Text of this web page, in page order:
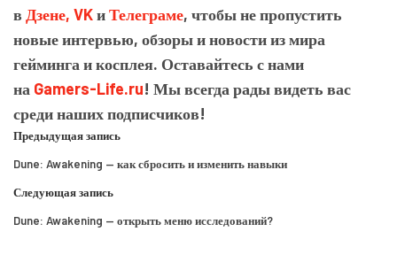
в Дзене, VKиТелеграме, чтобы не пропустить
новые интервью, обзоры и новости из мира
гейминга и косплея. Оставайтесь с нами
на Gamers-Life.ru! Мы всегда рады видеть вас
среди наших подписчиков!
Предыдущая запись
Dune: Awakening — как сбросить и изменить навыки
Следующая запись
Dune: Awakening — открыть меню исследований?